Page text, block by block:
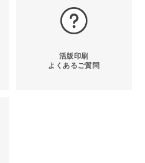
活版印刷
よくあるご質問